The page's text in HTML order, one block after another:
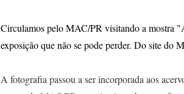
Circulamos pelo MAC/PR visitando a mostra
exposição que não se pode perder. Do site do
A fotografia passou a ser incorporada aos